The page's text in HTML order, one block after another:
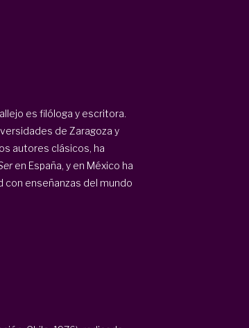
es filóloga y escritora.
de Zaragoza y
autores clásicos, ha
en España, y en México ha
enseñanzas del mundo